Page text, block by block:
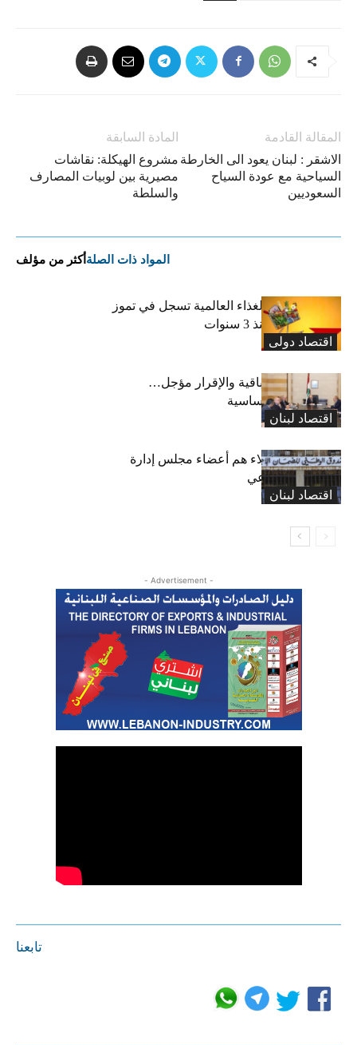
المادة السابقة
مشروع الهيكلة: نقاشات
مصيرية بين لوبيات المصارف
والسلطة
المقالة القادمة
الاشقر : لبنان يعود الى الخارطة
السياحية مع عودة السياح
السعوديين
المواد ذات الصلةأكثر من مؤلف
اقتصاد دولی
“الفاو”: أسعار الغذاء العالمية تسجل في تموز
أعلى مستوى منذ 3 سنوات
اقتصاد لبنان
رسوم النفايات باقية والإقرار مؤجل…
واستثناء لمواد أساسية
اقتصاد لبنان
بعد 19 عاماً: هؤلاء هم أعضاء مجلس إدارة
الضمان الاجتماعي
- Advertisement -
تابعنا